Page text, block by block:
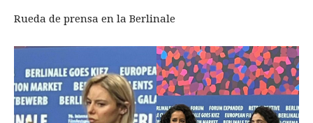
Rueda de prensa en la Berlinale